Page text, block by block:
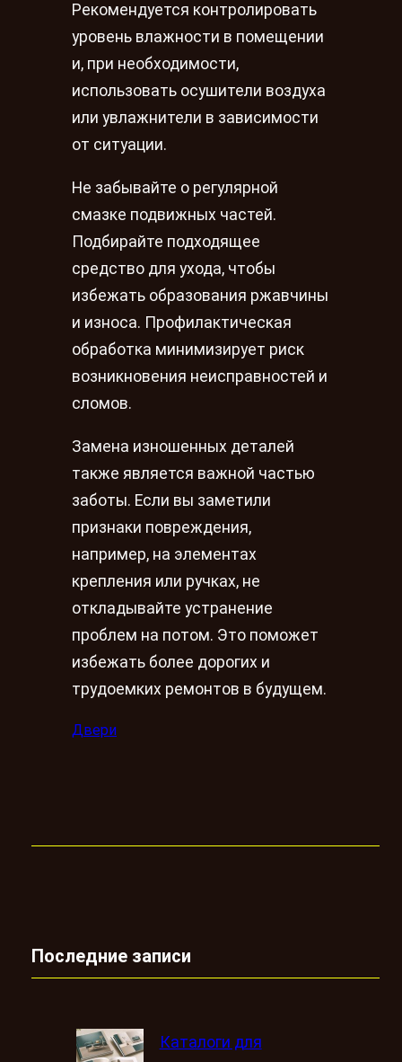
Рекомендуется контролировать
уровень влажности в помещении
и, при необходимости,
использовать осушители воздуха
или увлажнители в зависимости
от ситуации.
Не забывайте о регулярной
смазке подвижных частей.
Подбирайте подходящее
средство для ухода, чтобы
избежать образования ржавчины
и износа. Профилактическая
обработка минимизирует риск
возникновения неисправностей и
сломов.
Замена изношенных деталей
также является важной частью
заботы. Если вы заметили
признаки повреждения,
например, на элементах
крепления или ручках, не
откладывайте устранение
проблем на потом. Это поможет
избежать более дорогих и
трудоемких ремонтов в будущем.
Двери
Последние записи
Каталоги для